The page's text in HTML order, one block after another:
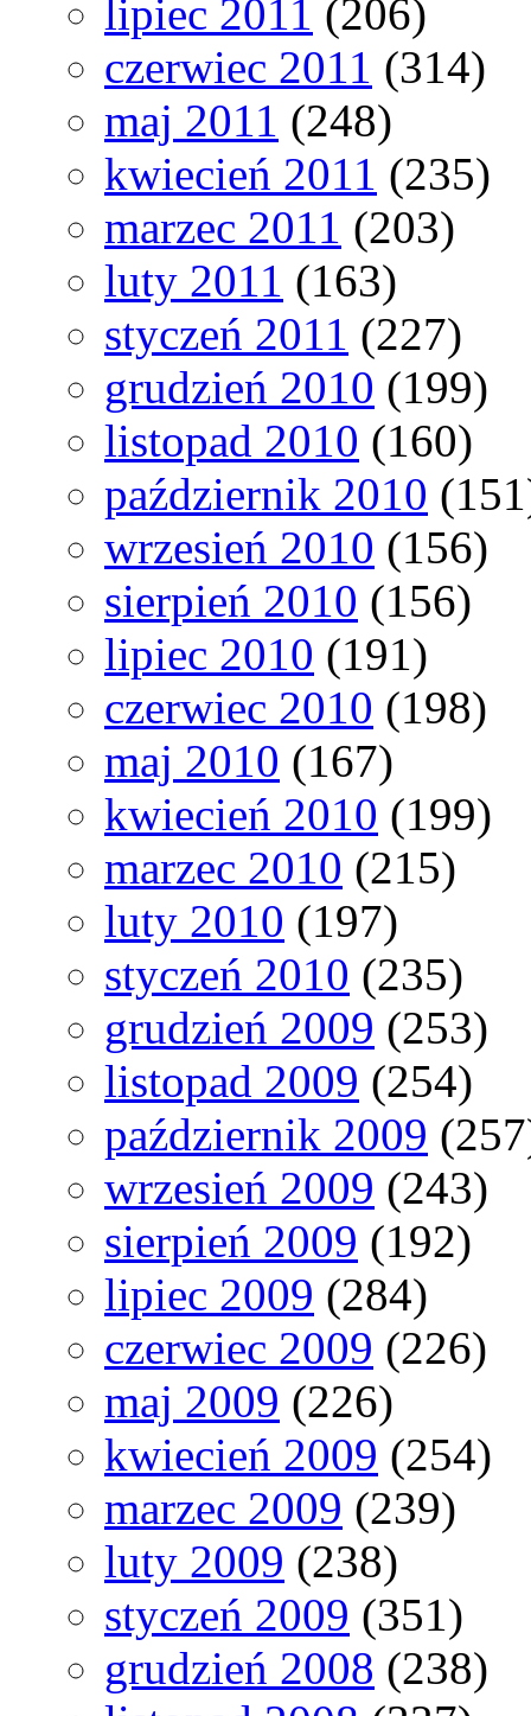
lipiec 2011 (206)
czerwiec 2011 (314)
maj 2011 (248)
kwiecień 2011 (235)
marzec 2011 (203)
luty 2011 (163)
styczeń 2011 (227)
grudzień 2010 (199)
listopad 2010 (160)
październik 2010
wrzesień 2010 (156)
sierpień 2010 (156)
lipiec 2010 (191)
czerwiec 2010 (198)
maj 2010 (167)
kwiecień 2010 (199)
marzec 2010 (215)
luty 2010 (197)
styczeń 2010 (235)
grudzień 2009 (253)
listopad 2009 (254)
październik 2009
wrzesień 2009 (243)
sierpień 2009 (192)
lipiec 2009 (284)
czerwiec 2009 (226)
maj 2009 (226)
kwiecień 2009 (254)
marzec 2009 (239)
luty 2009 (238)
styczeń 2009 (351)
grudzień 2008 (238)